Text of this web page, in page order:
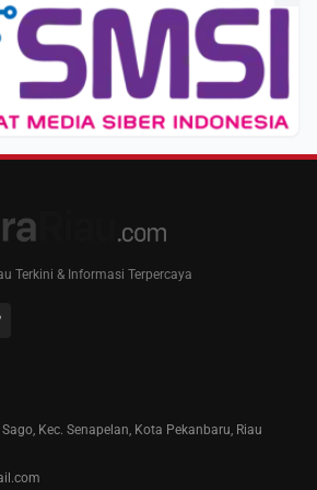
Terkini & Informasi Terpercaya
Kec. Senapelan, Kota Pekanbaru, Riau